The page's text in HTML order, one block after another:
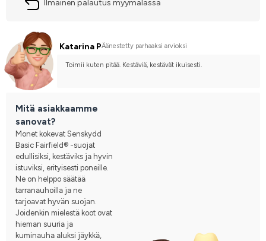
Ilmainen palautus myymälässä
Katarina PÄänestetty parhaaksi arvioksi
Toimii kuten pitää. Kestäviä, kestävät ikuisesti.
Mitä asiakkaamme
sanovat?
Monet kokevat Senskydd
Basic Fairfield® -suojat
edullisiksi, kestäviks ja hyvin
istuviksi, erityisesti poneille.
Ne on helppo säätää
tarranauhoilla ja ne
tarjoavat hyvän suojan.
Joidenkin mielestä koot ovat
hieman suuria ja
kuminauha aluksi jäykkä,